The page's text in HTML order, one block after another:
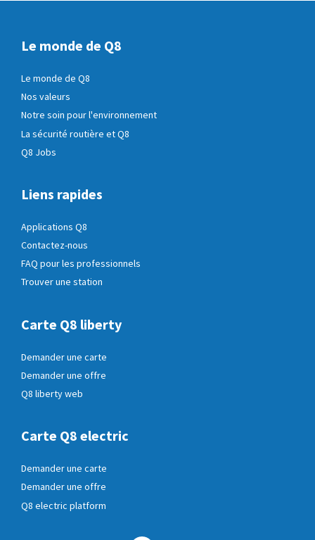
Le monde de Q8
Le monde de Q8
Nos valeurs
Notre soin pour l'environnement
La sécurité routière et Q8
Q8 Jobs
Liens rapides
Applications Q8
Contactez-nous
FAQ pour les professionnels
Trouver une station
Carte Q8 liberty
Demander une carte
Demander une offre
Q8 liberty web
Carte Q8 electric
Demander une carte
Demander une offre
Q8 electric platform